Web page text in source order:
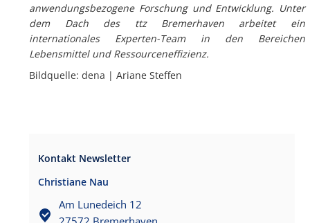
anwendungsbezogene Forschung und Entwicklung. Unter
dem Dach des ttz Bremerhaven arbeitet ein
internationales Experten-Team in den Bereichen
Lebensmittel und Ressourceneffizienz.
Bildquelle: dena | Ariane Steffen
Kontakt Newsletter
Christiane Nau
Am Lunedeich 12